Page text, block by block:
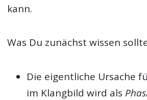
kann.
Was Du zunächst wissen
Die eigentliche Ursache
im Klangbild wird als